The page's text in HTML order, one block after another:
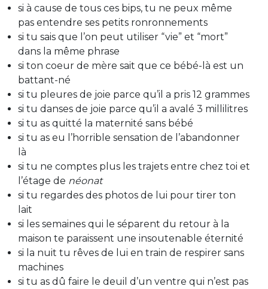
si à cause de tous ces bips, tu ne peux même
pas entendre ses petits ronronnements
si tu sais que l’on peut utiliser “vie” et “mort”
dans la même phrase
si ton coeur de mère sait que ce bébé-là est un
battant-né
si tu pleures de joie parce qu’il a pris 12 grammes
si tu danses de joie parce qu’il a avalé 3 millilitres
si tu as quitté la maternité sans bébé
si tu as eu l’horrible sensation de l’abandonner
là
si tu ne comptes plus les trajets entre chez toi et
l’étage de néonat
si tu regardes des photos de lui pour tirer ton
lait
si les semaines qui le séparent du retour à la
maison te paraissent une insoutenable éternité
si la nuit tu rêves de lui en train de respirer sans
machines
si tu as dû faire le deuil d’un ventre qui n’est pas